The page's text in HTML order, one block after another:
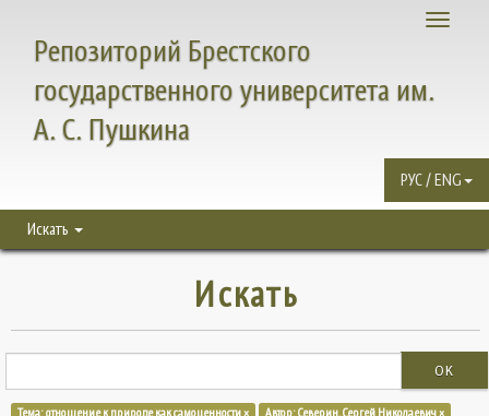
Toggle
Репозиторий Брестского
государственного университета им.
А. С. Пушкина
РУС / ENG
Искать
Искать
OK
Тема: отношение к природе как самоценности ×
Автор: Северин, Сергей Николаевич ×